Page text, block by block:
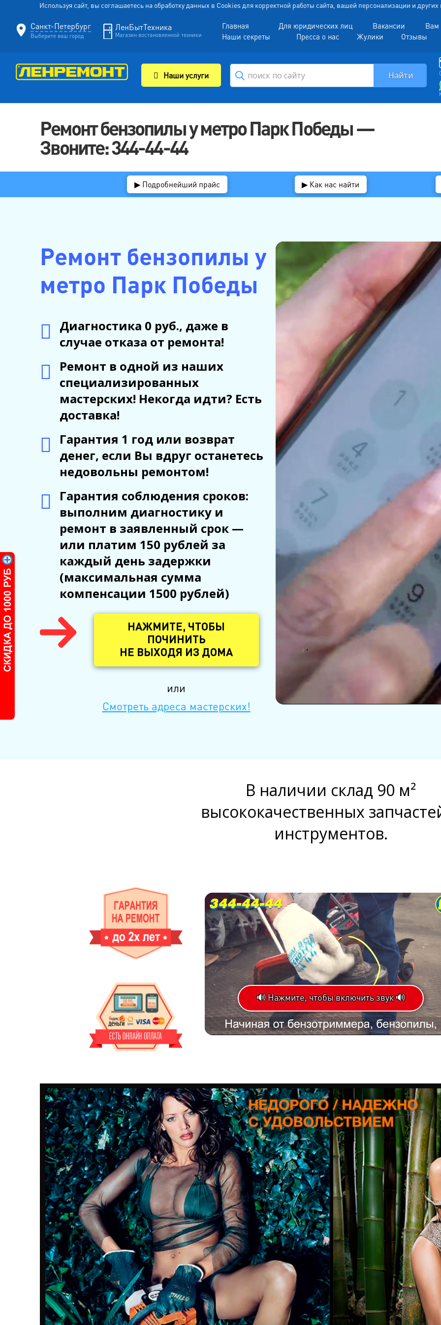
Используя сайт, вы соглашаетесь на обработку данных в Cookies для корректной работы сайта, вашей персонализации и
Санкт-Петербург
Выберите ваш город
ЛенБытТехника
Магазин востановленной техники
Главная Для юридических лиц Вакансии
Вам
Наши секреты
Пресса о нас Жулики Отзывы
Наши услуги
Ремонт бензопилы у метро Парк Победы —
Звоните: 344-44-44
▶ Подробнейший прайс ▶ Как нас найти
Ремонт бензопилы у
метро Парк Победы
Диагностика 0 руб., даже в
случае отказа от ремонта!
Ремонт в одной из наших
специализированных
мастерских! Некогда идти? Есть
доставка!
Гарантия 1 год или возврат
денег, если Вы вдруг останетесь
недовольны ремонтом!
Гарантия соблюдения сроков:
выполним диагностику и
ремонт в заявленный срок —
или платим 150 рублей за
каждый день задержки
(максимальная сумма
компенсации 1500 рублей)
НАЖМИТЕ, ЧТОБЫ
ПОЧИНИТЬ
НЕ ВЫХОДЯ ИЗ ДОМА
или
Смотреть адреса мастерских!
В наличии склад 90 м²
высококачественных
инструментов.
Loaded:
0%
Progress:
0%
🔊 Нажмите, чтобы включить звук 🔊